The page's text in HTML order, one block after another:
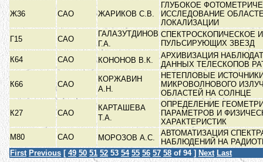
Ж36 САО ЖАРИКОВ С.В.
ГЛУБОКОЕ
ИССЛЕДОВАНИЕ
ЛОКАЛИЗАЦИИ
Г15
САО
ГАЛАЗУТДИНОВ
Г.А.
СПЕКТРОСКОПИЧЕСКОЕ
ПУЛЬСИРУЮЩИХ ЗВЕЗД
К64
САО КОНОНОВ В.К.
АРХИВИЗАЦИЯ
ДАННЫХ ТЕЛЕСКОПОВ
К66 САО
КОРЖАВИН
А.Н.
НЕТЕПЛОВЫЕ
МИКРОВОЛНОВОГО
ОБЛАСТЕЙ НА СОЛНЦЕ
К27 САО
КАРТАШЕВА
Т.А.
ОПРЕДЕЛЕНИЕ
ПАРАМЕТРОВ И
ХАРАКТЕРИСТИК
М80
САО МОРОЗОВ А.С.
АВТОМАТИЗАЦИЯ
НАБЛЮДЕНИЙ НА
First Previous [ 49 50 51 52 53 54 55 56 57 58 of 94 ] Next Last